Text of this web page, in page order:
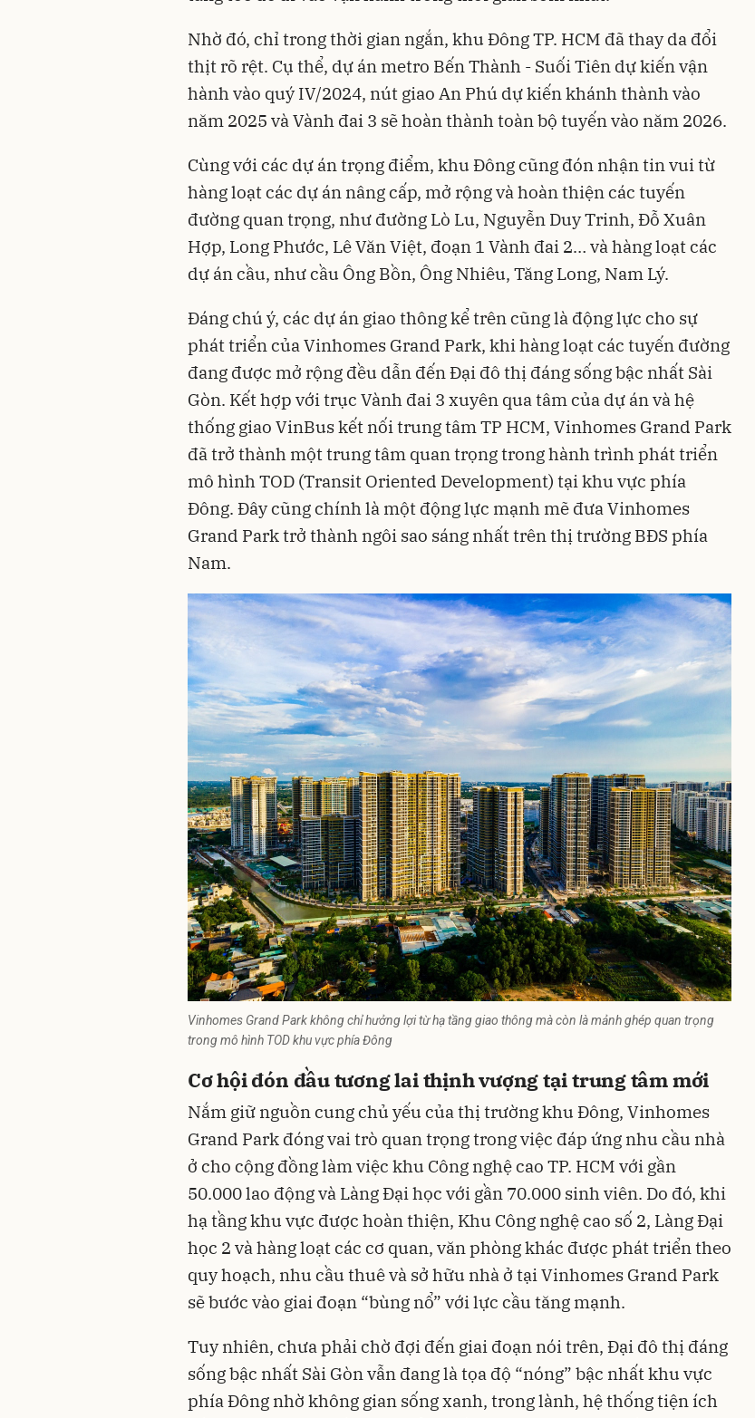
Nhờ đó, chỉ trong thời gian ngắn, khu Đông TP. HCM đã thay da đổi
thịt rõ rệt. Cụ thể, dự án metro Bến Thành - Suối Tiên dự kiến vận
hành vào quý IV/2024, nút giao An Phú dự kiến khánh thành vào
năm 2025 và Vành đai 3 sẽ hoàn thành toàn bộ tuyến vào năm 2026.
Cùng với các dự án trọng điểm, khu Đông cũng đón nhận tin vui từ
hàng loạt các dự án nâng cấp, mở rộng và hoàn thiện các tuyến
đường quan trọng, như đường Lò Lu, Nguyễn Duy Trinh, Đỗ Xuân
Hợp, Long Phước, Lê Văn Việt, đoạn 1 Vành đai 2… và hàng loạt các
dự án cầu, như cầu Ông Bồn, Ông Nhiêu, Tăng Long, Nam Lý.
Đáng chú ý, các dự án giao thông kể trên cũng là động lực cho sự
phát triển củaVinhomes Grand Park, khi hàng loạt các tuyến đường
đang được mở rộng đều dẫn đến Đại đô thị đáng sống bậc nhất Sài
Gòn. Kết hợp với trục Vành đai 3 xuyên qua tâm của dự án và hệ
thống giao VinBus kết nối trung tâm TP HCM, Vinhomes Grand Park
đã trở thành một trung tâm quan trọng trong hành trình phát triển
mô hình TOD (Transit Oriented Development) tại khu vực phía
Đông. Đây cũng chính là một động lực mạnh mẽ đưa Vinhomes
Grand Park trở thành ngôi sao sáng nhất trên thị trường BĐS phía
Nam.
Vinhomes Grand Park không chỉ hưởng lợi từ hạ tầng giao thông mà còn là mảnh ghép quan trọng
trong mô hình TOD khu vực phía Đông
Cơ hội đón đầu tương lai thịnh vượng tại trung tâm mới
Nắm giữ nguồn cung chủ yếu của thị trường khu Đông, Vinhomes
Grand Park đóng vai trò quan trọng trong việc đáp ứng nhu cầu nhà
ở cho cộng đồng làm việc khu Công nghệ cao TP. HCM với gần
50.000 lao động và Làng Đại học với gần 70.000 sinh viên. Do đó, khi
hạ tầng khu vực được hoàn thiện, Khu Công nghệ cao số 2, Làng Đại
học 2 và hàng loạt các cơ quan, văn phòng khác được phát triển theo
quy hoạch, nhu cầu thuê và sở hữu nhà ở tại Vinhomes Grand Park
sẽ bước vào giai đoạn “bùng nổ” với lực cầu tăng mạnh.
Tuy nhiên, chưa phải chờ đợi đến giai đoạn nói trên, Đại đô thị đáng
sống bậc nhất Sài Gòn vẫn đang là tọa độ “nóng” bậc nhất khu vực
phía Đông nhờ không gian sống xanh, trong lành, hệ thống tiện ích